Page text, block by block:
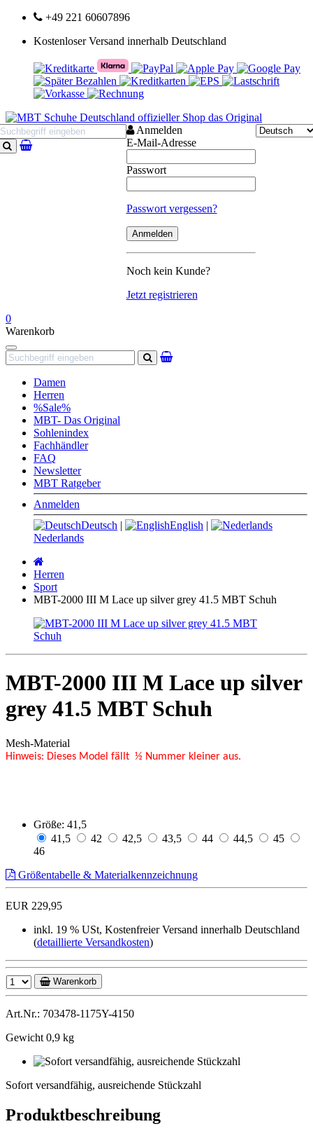
+49 221 60607896
Kostenloser Versand innerhalb Deutschland
Suchen
Anmelden
E-Mail-Adresse
Passwort
Passwort vergessen?
Noch kein Kunde?
Jetzt registrieren
0
Warenkorb
Navigation
Suchen
Damen
Herren
%Sale%
MBT- Das Original
Sohlenindex
Fachhändler
FAQ
Newsletter
MBT Ratgeber
Anmelden
Deutsch | English |
Nederlands
Herren
Sport
MBT-2000 III M Lace up silver grey 41.5 MBT Schuh
MBT-2000 III M Lace up silver
grey 41.5 MBT Schuh
Mesh-Material
Hinweis: Dieses Model fällt ½ Nummer kleiner aus.
Größe: 41,5
41,5
42 42,5 43,5 44 44,5
45
46
Größentabelle & Materialkennzeichnung
EUR 229,95
inkl. 19 % USt, Kostenfreier Versand innerhalb Deutschland
(detaillierte Versandkosten)
Warenkorb
Art.Nr.: 703478-1175Y-4150
Gewicht 0,9 kg
Sofort versandfähig, ausreichende Stückzahl
Produktbeschreibung